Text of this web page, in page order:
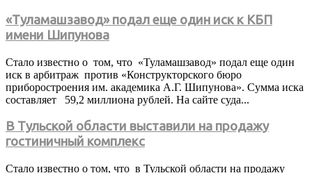
«Туламашзавод» подал еще один иск к КБП
имени Шипунова
Стало известно о том, что «Туламашзавод» подал еще один
иск в арбитраж против «Конструкторского бюро
приборостроения им. академика А.Г. Шипунова». Сумма иска
составляет 59,2 миллиона рублей. На сайте суда...
В Тульской области выставили на продажу
гостиничный комплекс
Стало известно о том, что в Тульской области на продажу